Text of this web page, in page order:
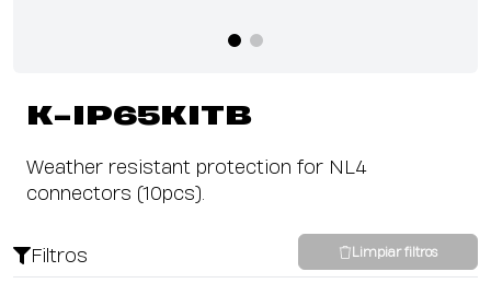
K-IP65KITB
Weather resistant protection for NL4
connectors (10pcs).
Filtros Limpiar filtros